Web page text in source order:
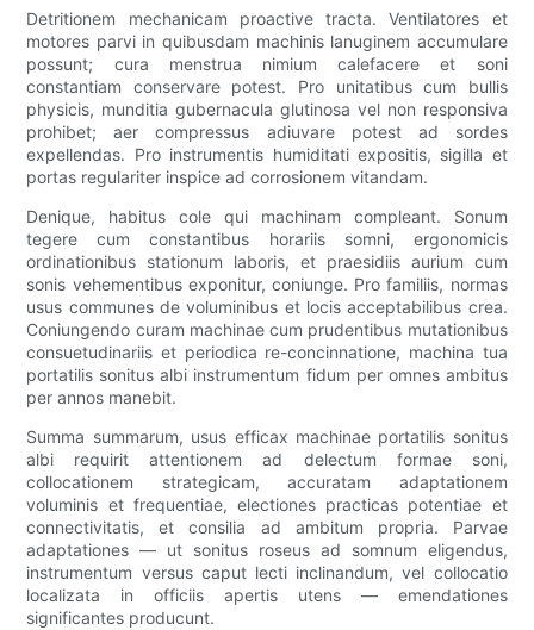
Detritionem mechanicam proactive tracta. Ventilatores et
motores parvi in ​​quibusdam machinis lanuginem accumulare
possunt; cura menstrua nimium calefacere et soni
constantiam conservare potest. Pro unitatibus cum bullis
physicis, munditia gubernacula glutinosa vel non responsiva
prohibet; aer compressus adiuvare potest ad sordes
expellendas. Pro instrumentis humiditati expositis, sigilla et
portas regulariter inspice ad corrosionem vitandam.
Denique, habitus cole qui machinam compleant. Sonum
tegere cum constantibus horariis somni, ergonomicis
ordinationibus stationum laboris, et praesidiis aurium cum
sonis vehementibus exponitur, coniunge. Pro familiis, normas
usus communes de voluminibus et locis acceptabilibus crea.
Coniungendo curam machinae cum prudentibus mutationibus
consuetudinariis et periodica re-concinnatione, machina tua
portatilis sonitus albi instrumentum fidum per omnes ambitus
per annos manebit.
Summa summarum, usus efficax machinae portatilis sonitus
albi requirit attentionem ad delectum formae soni,
collocationem strategicam, accuratam adaptationem
voluminis et frequentiae, electiones practicas potentiae et
connectivitatis, et consilia ad ambitum propria. Parvae
adaptationes — ut sonitus roseus ad somnum eligendus,
instrumentum versus caput lecti inclinandum, vel collocatio
localizata in officiis apertis utens — emendationes
significantes producunt.